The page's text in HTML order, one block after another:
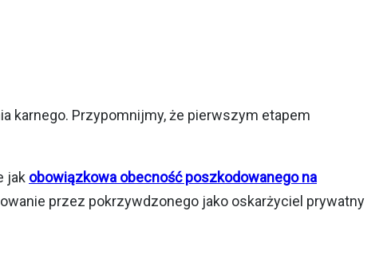
karnego. Przypomnijmy, że pierwszym etapem
jak obowiązkowa obecność poszkodowanego na
przez pokrzywdzonego jako oskarżyciel prywatny